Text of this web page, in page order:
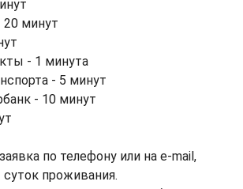
20 минут
- 1 минута
- 5 минут
- 10 минут
заявка по телефону или на e-mail,
суток проживания.